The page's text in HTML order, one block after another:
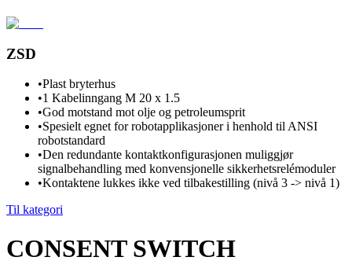
ZSD
•Plast bryterhus
•1 Kabelinngang M 20 x 1.5
•God motstand mot olje og petroleumsprit
•Spesielt egnet for robotapplikasjoner i henhold til ANSI
robotstandard
•Den redundante kontaktkonfigurasjonen muliggjør
signalbehandling med konvensjonelle sikkerhetsrelémoduler
•Kontaktene lukkes ikke ved tilbakestilling (nivå 3 -> nivå 1)
Til kategori
CONSENT SWITCH